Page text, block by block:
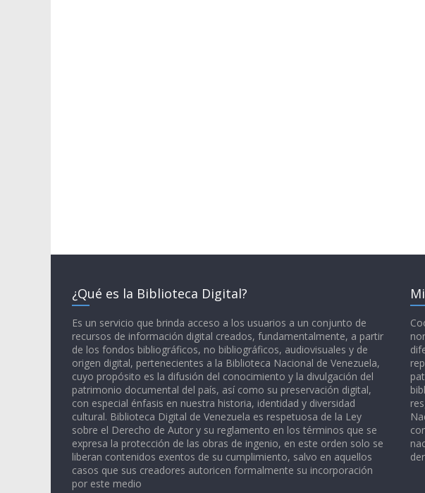
¿Qué es la Biblioteca Digital?
Es un servicio que brinda acceso a los usuarios a un conjunto de
recursos de información digital creados, fundamentalmente, a partir
de los fondos bibliográficos, no bibliográficos, audiovisuales y de
origen digital, pertenecientes a la Biblioteca Nacional de Venezuela,
cuyo propósito es la difusión del conocimiento y la divulgación del
patrimonio documental del país, así como su preservación digital,
con especial énfasis en nuestra historia, identidad y diversidad
cultural. Biblioteca Digital de Venezuela es respetuosa de la Ley
sobre el Derecho de Autor y su reglamento en los términos que se
expresa la protección de las obras de ingenio, en este orden solo se
liberan contenidos exentos de su cumplimiento, salvo en aquellos
casos que sus creadores autoricen formalmente su incorporación
por este medio